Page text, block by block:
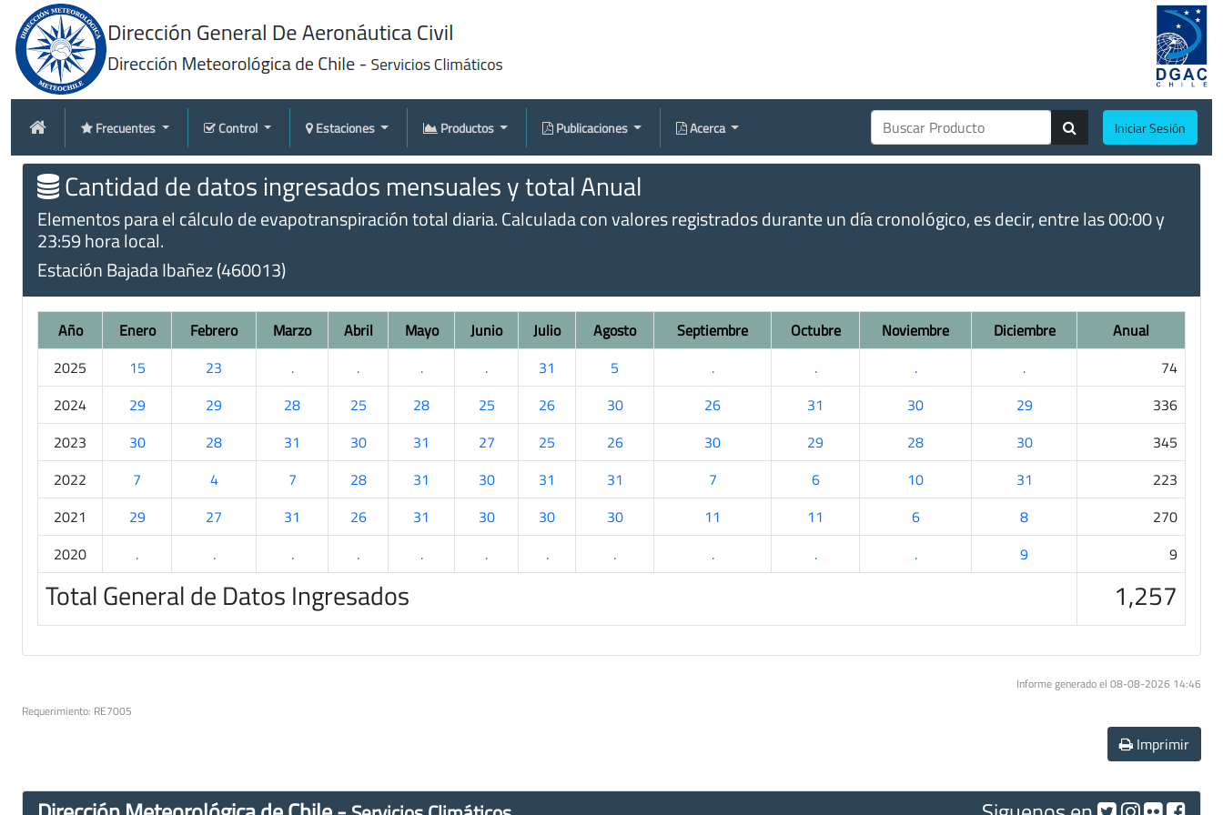
Frecuentes Control Estaciones Productos Publicaciones Acerca Iniciar Sesión
Cantidad de datos ingresados mensuales y total Anual
Elementos para el cálculo de evapotranspiración total diaria. Calculada con valores registrados durante un día cronológico, es decir, entre las 00:00 y
23:59 hora local.
Estación Bajada Ibañez (460013)
Año Enero Febrero Marzo Abril Mayo Junio Julio Agosto Septiembre Octubre Noviembre Diciembre
Anual
2025
15 23 . . . . 31 5 . . . .
74
2024
29 29 28 25 28 25 26 30 26 31 30 29
336
2023
30 28 31 30 31 27 25 26 30 29 28 30
345
2022
7 4 7 28 31 30 31 31 7 6 10 31
223
2021
29 27 31 26 31 30 30 30 11 11 6 8
270
2020
. . . . . . . . . . . 9 9
Total General de Datos Ingresados 1,257
Informe generado el 08-08-2026 14:46
Requerimiento: RE7005
Imprimir